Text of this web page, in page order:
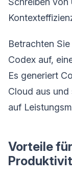
Betrachten
Codex auf,
Es generiert
Cloud aus
auf
Vorteile